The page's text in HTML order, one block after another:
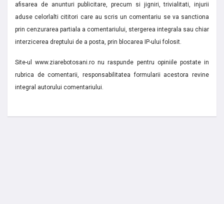
afisarea de anunturi publicitare, precum si jigniri, trivialitati, injurii
aduse celorlalti cititori care au scris un comentariu se va sanctiona
prin cenzurarea partiala a comentariului, stergerea integrala sau chiar
interzicerea dreptului de a posta, prin blocarea IP-ului folosit.
Site-ul www.ziarebotosani.ro nu raspunde pentru opiniile postate in
rubrica de comentarii, responsabilitatea formularii acestora revine
integral autorului comentariului.